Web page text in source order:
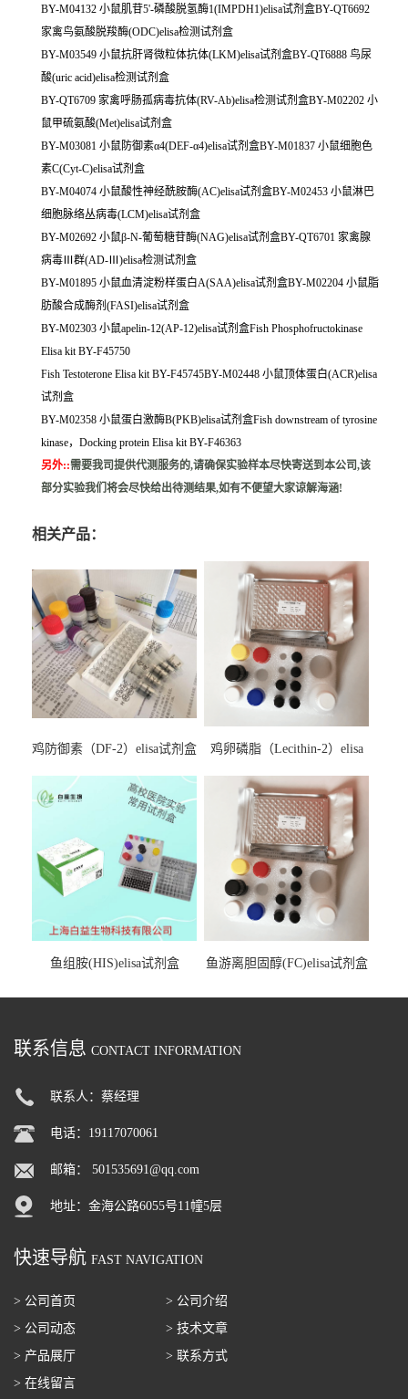
BY-M04132 小鼠肌苷5'-磷酸脱氢酶1(IMPDH1)elisa试剂盒BY-QT6692
家禽鸟氨酸脱羧酶(ODC)elisa检测试剂盒
BY-M03549 小鼠抗肝肾微粒体抗体(LKM)elisa试剂盒BY-QT6888 鸟尿
酸(uric acid)elisa检测试剂盒
BY-QT6709 家禽呼肠孤病毒抗体(RV-Ab)elisa检测试剂盒BY-M02202 小
鼠甲硫氨酸(Met)elisa试剂盒
BY-M03081 小鼠防御素α4(DEF-α4)elisa试剂盒BY-M01837 小鼠细胞色
素C(Cyt-C)elisa试剂盒
BY-M04074 小鼠酸性神经酰胺酶(AC)elisa试剂盒BY-M02453 小鼠淋巴
细胞脉络丛病毒(LCM)elisa试剂盒
BY-M02692 小鼠β-N-葡萄糖苷酶(NAG)elisa试剂盒BY-QT6701 家禽腺
病毒Ⅲ群(AD-Ⅲ)elisa检测试剂盒
BY-M01895 小鼠血清淀粉样蛋白A(SAA)elisa试剂盒BY-M02204 小鼠脂
肪酸合成酶剂(FASI)elisa试剂盒
BY-M02303 小鼠apelin-12(AP-12)elisa试剂盒Fish Phosphofructokinase
Elisa kit BY-F45750
Fish Testoterone Elisa kit BY-F45745BY-M02448 小鼠顶体蛋白(ACR)elisa
试剂盒
BY-M02358 小鼠蛋白激酶B(PKB)elisa试剂盒Fish downstream of tyrosine
kinase，Docking protein Elisa kit BY-F46363
另外::需要我司提供代测服务的,请确保实验样本尽快寄送到本公司,该
部分实验我们将会尽快给出待测结果,如有不便望大家谅解海涵!
相关产品：
鸡防御素（DF-2）elisa试剂盒
鸡卵磷脂（Lecithin-2）elisa
鱼组胺(HIS)elisa试剂盒 鱼游离胆固醇(FC)elisa试剂盒
联系信息 CONTACT INFORMATION
联系人：蔡经理
电话：19117070061
邮箱： 501535691@qq.com
地址：金海公路6055号11幢5层
快速导航 FAST NAVIGATION
> 公司首页
> 公司介绍
> 公司动态
> 技术文章
> 产品展厅
> 联系方式
> 在线留言